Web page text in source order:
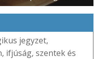
jegyzet,
, ifjúság, szentek és